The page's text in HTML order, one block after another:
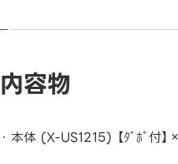
内容物
本体 (X-US1215) 【ﾀﾞﾎﾞ付